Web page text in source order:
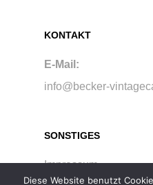
KONTAKT
E-Mail:
info@becker-
SONSTIGES
Impressum
Diese Website benutzt